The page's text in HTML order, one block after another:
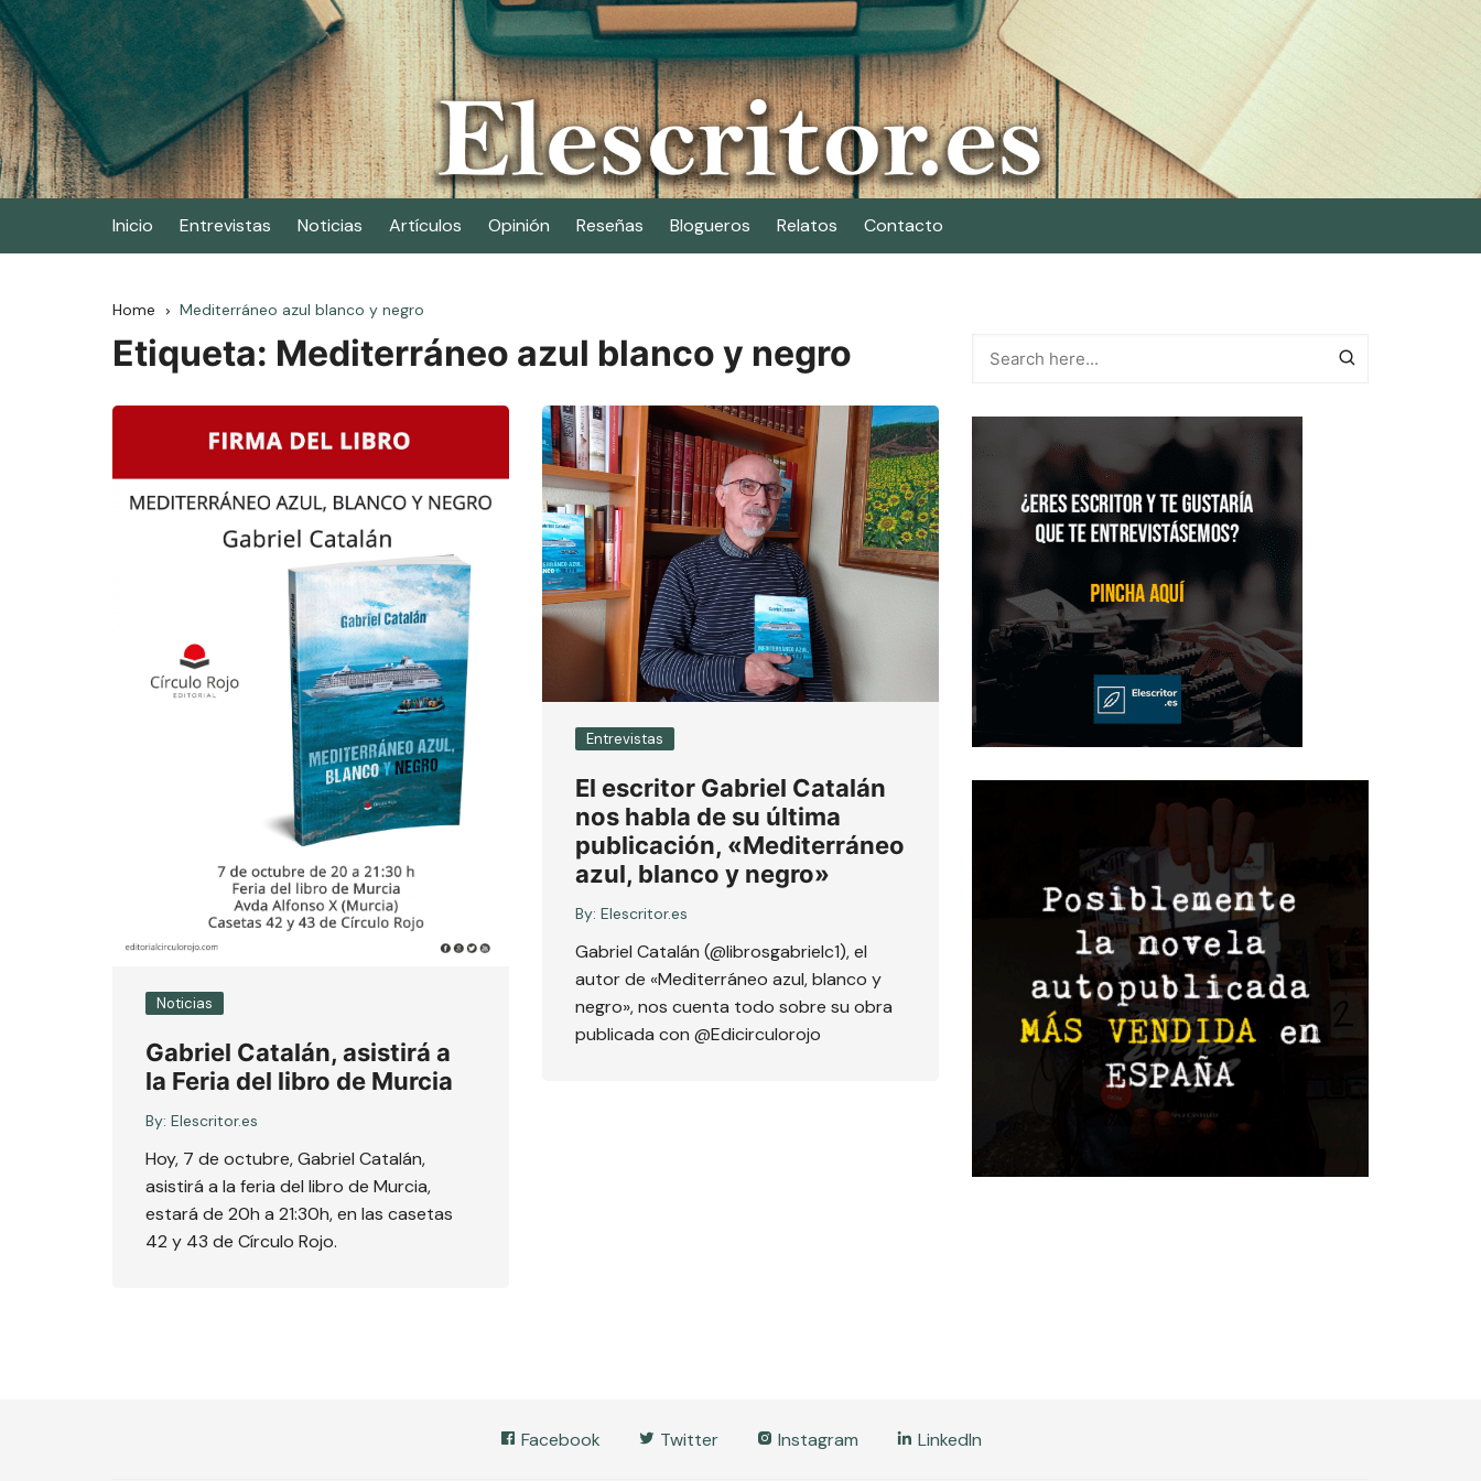
Skip
to
content
Elescritor.es
El periódico digital de los escritores
Inicio Entrevistas Noticias Artículos Opinión Reseñas Blogueros Relatos Contacto
Home Mediterráneo azul blanco y negro
Etiqueta: Mediterráneo azul blanco y negro
Noticias
Gabriel Catalán, asistirá a
la Feria del libro de Murcia
By: Elescritor.es
Hoy, 7 de octubre, Gabriel Catalán,
asistirá a la feria del libro de Murcia,
estará de 20h a 21:30h, en las casetas
42 y 43 de Círculo Rojo.
Entrevistas
El escritor Gabriel Catalán
nos habla de su última
publicación, «Mediterráneo
azul, blanco y negro»
By: Elescritor.es
Gabriel Catalán (@librosgabrielc1), el
autor de «Mediterráneo azul, blanco y
negro», nos cuenta todo sobre su obra
publicada con @Edicirculorojo
Facebook Twitter Instagram LinkedIn